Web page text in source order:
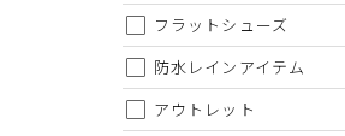
フラットシューズ
防水レインアイテム
アウトレット